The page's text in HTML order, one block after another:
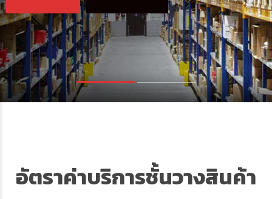
อัตราค่าบริการชั้นวางสินค้า